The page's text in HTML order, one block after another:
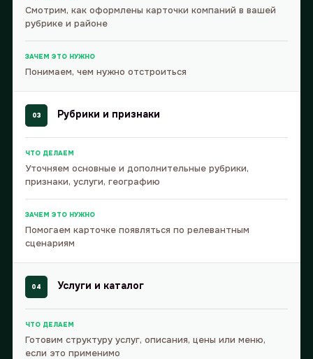
Смотрим, как оформлены карточки компаний в вашей
рубрике и районе
ЗАЧЕМ ЭТО НУЖНО
Понимаем, чем нужно отстроиться
03 Рубрики и признаки
ЧТО ДЕЛАЕМ
Уточняем основные и дополнительные рубрики,
признаки, услуги, географию
ЗАЧЕМ ЭТО НУЖНО
Помогаем карточке появляться по релевантным
сценариям
04 Услуги и каталог
ЧТО ДЕЛАЕМ
Готовим структуру услуг, описания, цены или меню,
если это применимо